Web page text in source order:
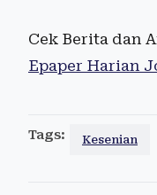
Cek Berita dan
Epaper Harian
Tags: Kesenian